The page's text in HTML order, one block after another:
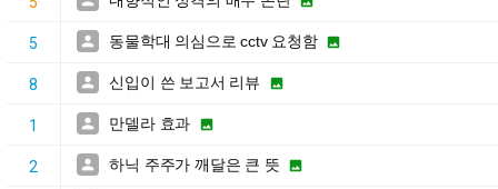
5  동물학대 의심으로 cctv 요청함 
8  신입이 쓴 보고서 리뷰 
1  만델라 효과 
2  하닉 주주가 깨달은 큰 뜻 